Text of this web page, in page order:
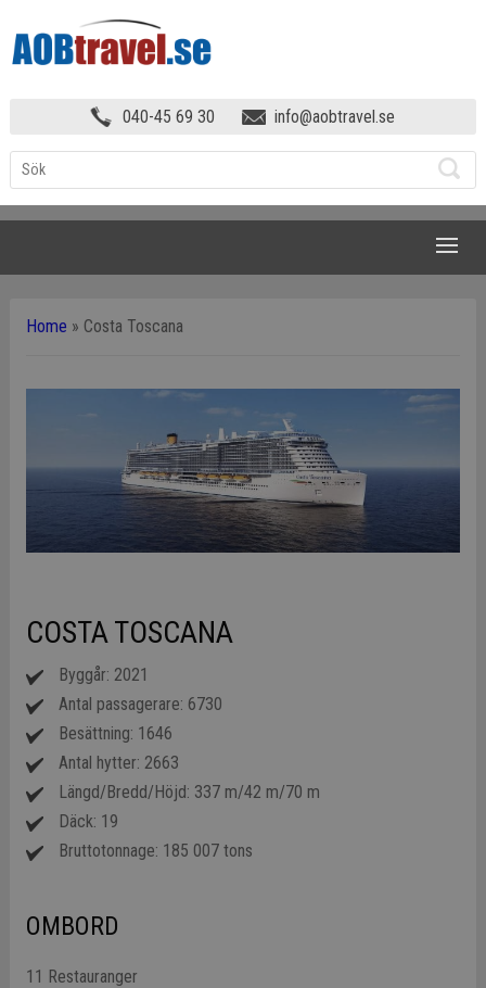
040-45 69 30 info@aobtravel.se
Home » Costa Toscana
COSTA TOSCANA
Byggår: 2021
Antal passagerare: 6730
Besättning: 1646
Antal hytter: 2663
Längd/Bredd/Höjd: 337 m/42 m/70 m
Däck: 19
Bruttotonnage: 185 007 tons
OMBORD
11 Restauranger